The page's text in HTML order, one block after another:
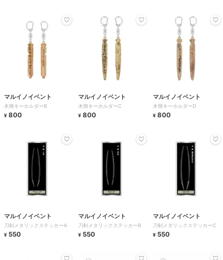
マルイノイベント
木簡キーホルダーB
¥ 800
マルイノイベント
木簡キーホルダーC
¥ 800
マルイノイベント
木簡キーホルダーD
¥ 800
マルイノイベント
刀剣メタリックステッカーA
¥ 550
マルイノイベント
刀剣メタリックステッカーB
¥ 550
マルイノイベント
刀剣メタリックステッカーC
¥ 550